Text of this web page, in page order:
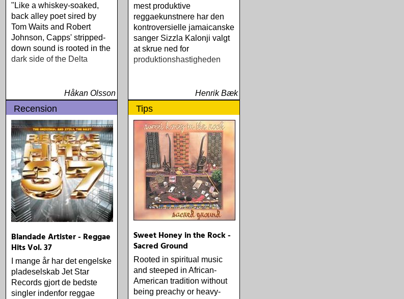
"Like a whiskey-soaked,
back alley poet sired by
Tom Waits and Robert
Johnson, Capps' stripped-
down sound is rooted in the
dark side of the Delta
Håkan Olsson
mest produktive
reggaekunstnere har den
kontroversielle jamaicanske
sanger Sizzla Kalonji valgt
at skrue ned for
produktionshastigheden
Henrik Bæk
Recension
Blandade Artister - Reggae
Hits Vol. 37
I mange år har det engelske
pladeselskab Jet Star
Records gjort de bedste
singler indenfor reggae
Tips
Sweet Honey in the Rock -
Sacred Ground
Rooted in spiritual music
and steeped in African-
American tradition without
being preachy or heavy-